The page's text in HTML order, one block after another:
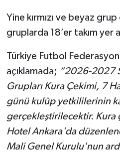
Yine kırmızı ve beyaz
gruplarda 18’er takım yer
Türkiye Futbol
açıklamada; “2026-2027
Grupları Kura Çekimi, 7
günü kulüp yetkililerinin
gerçekleştirilecektir. Kura
Hotel Ankara'da
Mali Genel Kurulu'nun